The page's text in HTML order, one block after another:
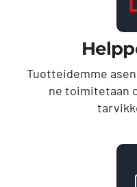
Tuotteidemme
ne toimitetaan